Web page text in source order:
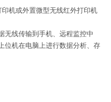
机或外置微型无线红外打印机
线传输到手机、远程监控中
位机在电脑上进行数据分析、存